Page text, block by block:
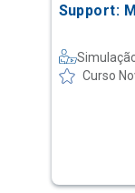
Support:
Curso